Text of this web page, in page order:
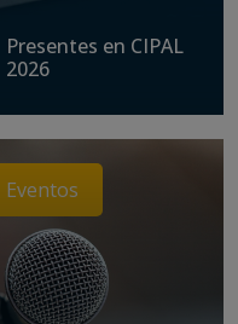
Presentes en CIPAL
2026
Eventos